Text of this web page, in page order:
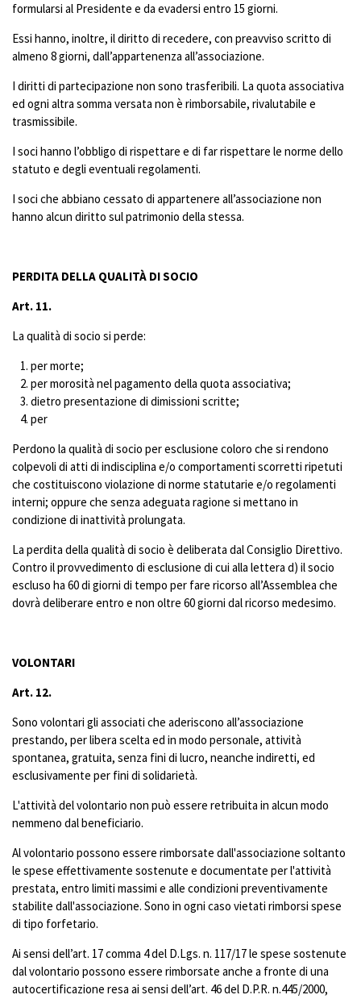
formularsi al Presidente e da evadersi entro 15 giorni.
Essi hanno, inoltre, il diritto di recedere, con preavviso scritto di
almeno 8 giorni, dall’appartenenza all’associazione.
I diritti di partecipazione non sono trasferibili. La quota associativa
ed ogni altra somma versata non è rimborsabile, rivalutabile e
trasmissibile.
I soci hanno l’obbligo di rispettare e di far rispettare le norme dello
statuto e degli eventuali regolamenti.
I soci che abbiano cessato di appartenere all’associazione non
hanno alcun diritto sul patrimonio della stessa.
PERDITA DELLA QUALITÀ DI SOCIO
Art. 11.
La qualità di socio si perde:
per morte;
per morosità nel pagamento della quota associativa;
dietro presentazione di dimissioni scritte;
per
Perdono la qualità di socio per esclusione coloro che si rendono
colpevoli di atti di indisciplina e/o comportamenti scorretti ripetuti
che costituiscono violazione di norme statutarie e/o regolamenti
interni; oppure che senza adeguata ragione si mettano in
condizione di inattività prolungata.
La perdita della qualità di socio è deliberata dal Consiglio Direttivo.
Contro il provvedimento di esclusione di cui alla lettera d) il socio
escluso ha 60 di giorni di tempo per fare ricorso all’Assemblea che
dovrà deliberare entro e non oltre 60 giorni dal ricorso medesimo.
VOLONTARI
Art. 12.
Sono volontari gli associati che aderiscono all’associazione
prestando, per libera scelta ed in modo personale, attività
spontanea, gratuita, senza fini di lucro, neanche indiretti, ed
esclusivamente per fini di solidarietà.
L'attività del volontario non può essere retribuita in alcun modo
nemmeno dal beneficiario.
Al volontario possono essere rimborsate dall'associazione soltanto
le spese effettivamente sostenute e documentate per l'attività
prestata, entro limiti massimi e alle condizioni preventivamente
stabilite dall'associazione. Sono in ogni caso vietati rimborsi spese
di tipo forfetario.
Ai sensi dell’art. 17 comma 4 del D.Lgs. n. 117/17 le spese sostenute
dal volontario possono essere rimborsate anche a fronte di una
autocertificazione resa ai sensi dell’art. 46 del D.P.R. n.445/2000,